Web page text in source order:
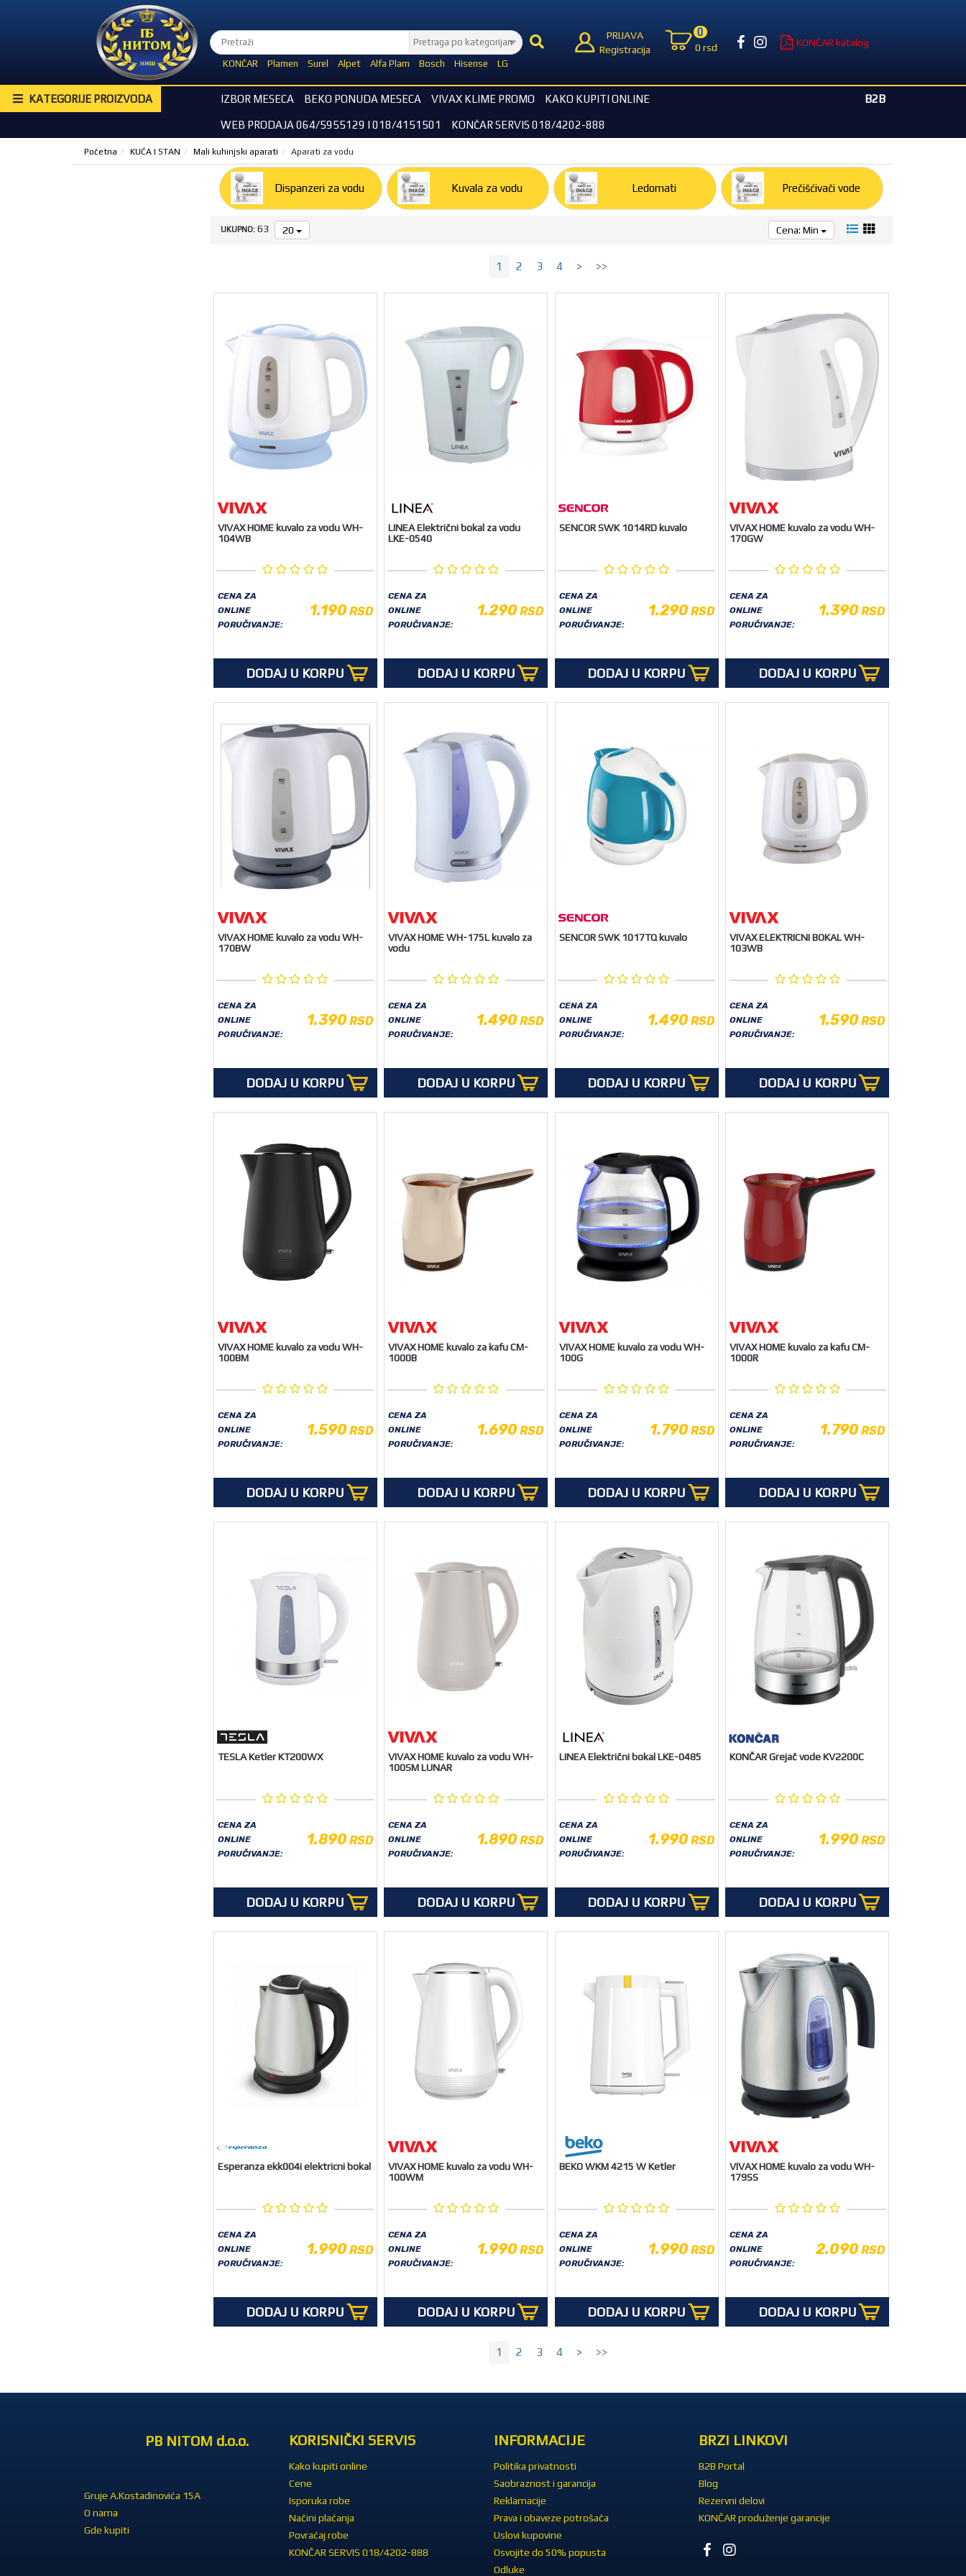
KONČAR Plamen Surel Alpet Alfa Plam Bosch Hisense LG
PRIJAVA
Registracija
0
0 rsd KONČAR katalog
KATEGORIJE PROIZVODA IZBOR MESECA BEKO PONUDA MESECA VIVAX KLIME PROMO KAKO KUPITI ONLINE
WEB PRODAJA 064/5955129 I 018/4151501 KONČAR SERVIS 018/4202-888
B2B
Početna KUĆA I STAN Mali kuhinjski aparati Aparati za vodu
Dispanzeri za vodu Kuvala za vodu Ledomati Prečišćivači vode
UKUPNO: 63 20 Cena: Min
1 2 3 4 > >>
VIVAX HOME kuvalo za vodu WH-
104WB
CENA ZA
ONLINE
PORUČIVANJE:
1.190RSD
DODAJ U KORPU
LINEA Električni bokal za vodu
LKE-0540
CENA ZA
ONLINE
PORUČIVANJE:
1.290RSD
DODAJ U KORPU
SENCOR SWK 1014RD kuvalo
CENA ZA
ONLINE
PORUČIVANJE:
1.290RSD
DODAJ U KORPU
VIVAX HOME kuvalo za vodu WH-
170GW
CENA ZA
ONLINE
PORUČIVANJE:
1.390RSD
DODAJ U KORPU
VIVAX HOME kuvalo za vodu WH-
170BW
CENA ZA
ONLINE
PORUČIVANJE:
1.390RSD
DODAJ U KORPU
VIVAX HOME WH-175L kuvalo za
vodu
CENA ZA
ONLINE
PORUČIVANJE:
1.490RSD
DODAJ U KORPU
SENCOR SWK 1017TQ kuvalo
CENA ZA
ONLINE
PORUČIVANJE:
1.490RSD
DODAJ U KORPU
VIVAX ELEKTRICNI BOKAL WH-
103WB
CENA ZA
ONLINE
PORUČIVANJE:
1.590RSD
DODAJ U KORPU
VIVAX HOME kuvalo za vodu WH-
100BM
CENA ZA
ONLINE
PORUČIVANJE:
1.590RSD
DODAJ U KORPU
VIVAX HOME kuvalo za kafu CM-
1000B
CENA ZA
ONLINE
PORUČIVANJE:
1.690RSD
DODAJ U KORPU
VIVAX HOME kuvalo za vodu WH-
100G
CENA ZA
ONLINE
PORUČIVANJE:
1.790RSD
DODAJ U KORPU
VIVAX HOME kuvalo za kafu CM-
1000R
CENA ZA
ONLINE
PORUČIVANJE:
1.790RSD
DODAJ U KORPU
TESLA Ketler KT200WX
CENA ZA
ONLINE
PORUČIVANJE:
1.890RSD
DODAJ U KORPU
VIVAX HOME kuvalo za vodu WH-
100SM LUNAR
CENA ZA
ONLINE
PORUČIVANJE:
1.890RSD
DODAJ U KORPU
LINEA Električni bokal LKE-0485
CENA ZA
ONLINE
PORUČIVANJE:
1.990RSD
DODAJ U KORPU
KONČAR Grejač vode KV2200C
CENA ZA
ONLINE
PORUČIVANJE:
1.990RSD
DODAJ U KORPU
Esperanza ekk004i elektricni bokal
CENA ZA
ONLINE
PORUČIVANJE:
1.990RSD
DODAJ U KORPU
VIVAX HOME kuvalo za vodu WH-
100WM
CENA ZA
ONLINE
PORUČIVANJE:
1.990RSD
DODAJ U KORPU
BEKO WKM 4215 W Ketler
CENA ZA
ONLINE
PORUČIVANJE:
1.990RSD
DODAJ U KORPU
VIVAX HOME kuvalo za vodu WH-
179SS
CENA ZA
ONLINE
PORUČIVANJE:
2.090RSD
DODAJ U KORPU
1 2 3 4 > >>
PB NITOM d.o.o.
Gruje A.Kostadinovića 15A
O nama
Gde kupiti
KORISNIČKI SERVIS
Kako kupiti online
Cene
Isporuka robe
Načini plaćanja
Povraćaj robe
KONČAR SERVIS 018/4202-888
INFORMACIJE
Politika privatnosti
Saobraznost i garancija
Reklamacije
Prava i obaveze potrošača
Uslovi kupovine
Osvojite do 50% popusta
Odluke
BRZI LINKOVI
B2B Portal
Blog
Rezervni delovi
KONČAR produženje garancije